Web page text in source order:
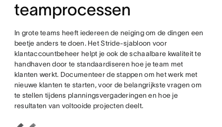
teamprocessen
In grote teams heeft iedereen de neiging om de dingen een
beetje anders te doen. Het Stride-sjabloon voor
klantaccountbeheer helpt je ook de schaalbare kwaliteit te
handhaven door te standaardiseren hoe je team met
klanten werkt. Documenteer de stappen om het werk met
nieuwe klanten te starten, voor de belangrijkste vragen om
te stellen tijdens planningsvergaderingen en hoe je
resultaten van voltooide projecten deelt.